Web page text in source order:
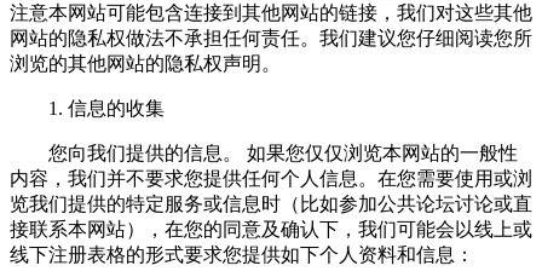
注意本网站可能包含连接到其他网站的链接，我们对这些其他
网站的隐私权做法不承担任何责任。我们建议您仔细阅读您所
浏览的其他网站的隐私权声明。
1. 信息的收集
您向我们提供的信息。 如果您仅仅浏览本网站的一般性
内容，我们并不要求您提供任何个人信息。在您需要使用或浏
览我们提供的特定服务或信息时（比如参加公共论坛讨论或直
接联系本网站），在您的同意及确认下，我们可能会以线上或
线下注册表格的形式要求您提供如下个人资料和信息：